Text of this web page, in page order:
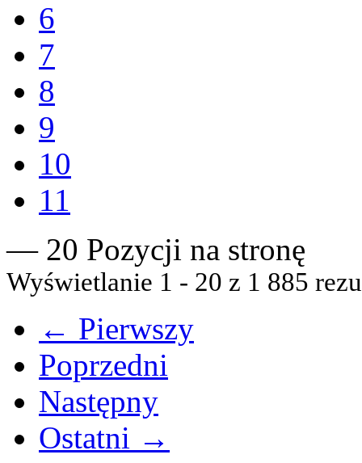
6
7
8
9
10
11
— 20 Pozycji na stronę
Wyświetlanie 1 - 20 z 1 885
← Pierwszy
Poprzedni
Następny
Ostatni →